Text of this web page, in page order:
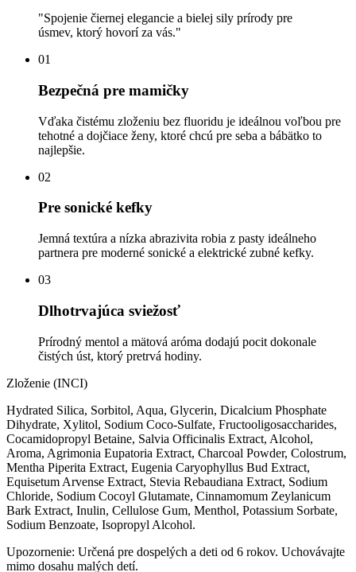
"Spojenie čiernej elegancie a bielej sily prírody pre
úsmev, ktorý hovorí za vás."
01
Bezpečná pre mamičky
Vďaka čistému zloženiu bez fluoridu je ideálnou voľbou pre
tehotné a dojčiace ženy, ktoré chcú pre seba a bábätko to
najlepšie.
02
Pre sonické kefky
Jemná textúra a nízka abrazivita robia z pasty ideálneho
partnera pre moderné sonické a elektrické zubné kefky.
03
Dlhotrvajúca sviežosť
Prírodný mentol a mätová aróma dodajú pocit dokonale
čistých úst, ktorý pretrvá hodiny.
Zloženie (INCI)
Hydrated Silica, Sorbitol, Aqua, Glycerin, Dicalcium Phosphate
Dihydrate, Xylitol, Sodium Coco-Sulfate, Fructooligosaccharides,
Cocamidopropyl Betaine, Salvia Officinalis Extract, Alcohol,
Aroma, Agrimonia Eupatoria Extract, Charcoal Powder, Colostrum,
Mentha Piperita Extract, Eugenia Caryophyllus Bud Extract,
Equisetum Arvense Extract, Stevia Rebaudiana Extract, Sodium
Chloride, Sodium Cocoyl Glutamate, Cinnamomum Zeylanicum
Bark Extract, Inulin, Cellulose Gum, Menthol, Potassium Sorbate,
Sodium Benzoate, Isopropyl Alcohol.
Upozornenie: Určená pre dospelých a deti od 6 rokov. Uchovávajte
mimo dosahu malých detí.